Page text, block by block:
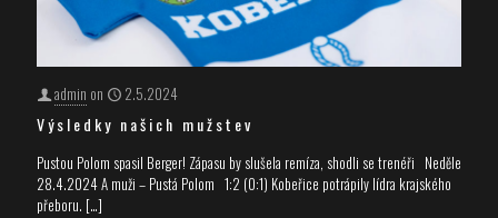
admin on 2.5.2024
Výsledky našich mužstev
Pustou Polom spasil Berger! Zápasu by slušela remíza, shodli se trenéři Neděle
28.4.2024 A muži – Pustá Polom 1:2 (0:1) Kobeřice potrápily lídra krajského
přeboru. […]